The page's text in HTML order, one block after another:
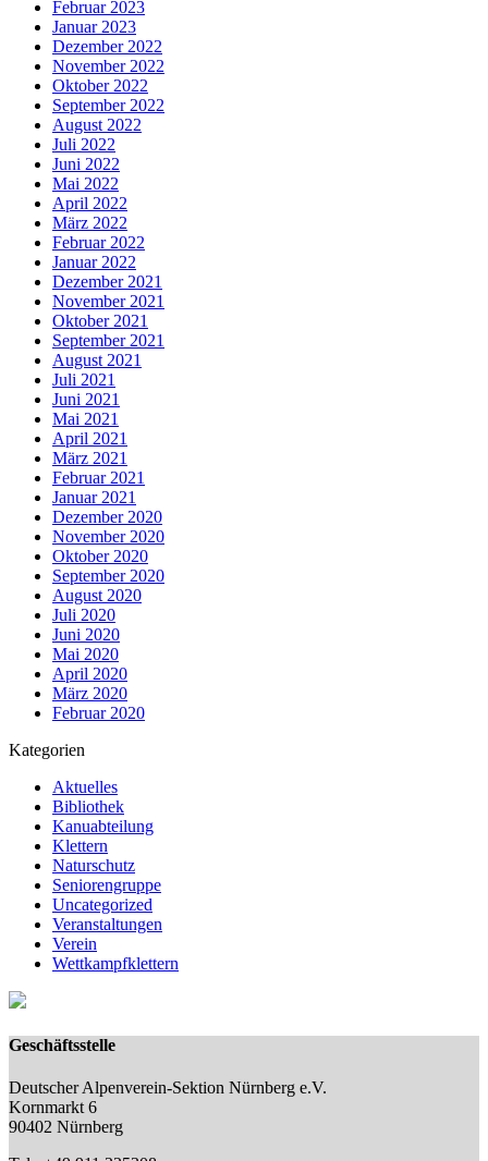
Februar 2023
Januar 2023
Dezember 2022
November 2022
Oktober 2022
September 2022
August 2022
Juli 2022
Juni 2022
Mai 2022
April 2022
März 2022
Februar 2022
Januar 2022
Dezember 2021
November 2021
Oktober 2021
September 2021
August 2021
Juli 2021
Juni 2021
Mai 2021
April 2021
März 2021
Februar 2021
Januar 2021
Dezember 2020
November 2020
Oktober 2020
September 2020
August 2020
Juli 2020
Juni 2020
Mai 2020
April 2020
März 2020
Februar 2020
Kategorien
Aktuelles
Bibliothek
Kanuabteilung
Klettern
Naturschutz
Seniorengruppe
Uncategorized
Veranstaltungen
Verein
Wettkampfklettern
Geschäftsstelle
Deutscher Alpenverein-Sektion Nürnberg e.V.
Kornmarkt 6
90402 Nürnberg